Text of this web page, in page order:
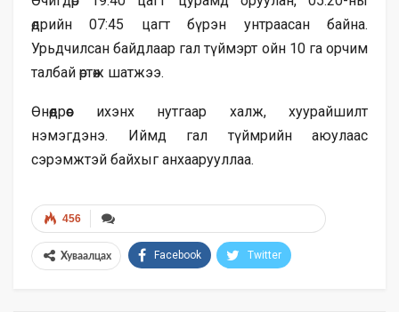
өдрийн 07:45 цагт бүрэн унтраасан байна.
Урьдчилсан байдлаар гал түймэрт ойн 10 га орчим
талбай өртөж шатжээ.
Өнөөдрөөс ихэнх нутгаар халж, хуурайшилт
нэмэгдэнэ. Иймд гал түймрийн аюулаас
сэрэмжтэй байхыг анхаарууллаа.
456
Хуваалцах Facebook Twitter